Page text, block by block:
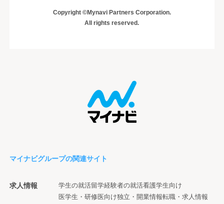
Copyright ©Mynavi Partners Corporation.
All rights reserved.
マイナビグループの関連サイト
求人情報 学生の就活留学経験者の就活看護学生向け
医学生・研修医向け独立・開業情報転職・求人情報